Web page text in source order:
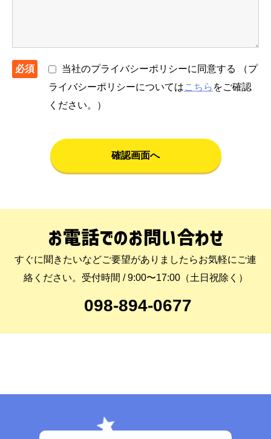
当社のプライバシーポリシーに同意する
（プ
ライバシーポリシーについてはこちら をご確認
ください。）
お電話でのお問い合わせ
すぐに聞きたいなどご要望がありましたらお気軽にご連
絡ください。受付時間 / 9:00〜17:00（土日祝除く）
098-894-0677